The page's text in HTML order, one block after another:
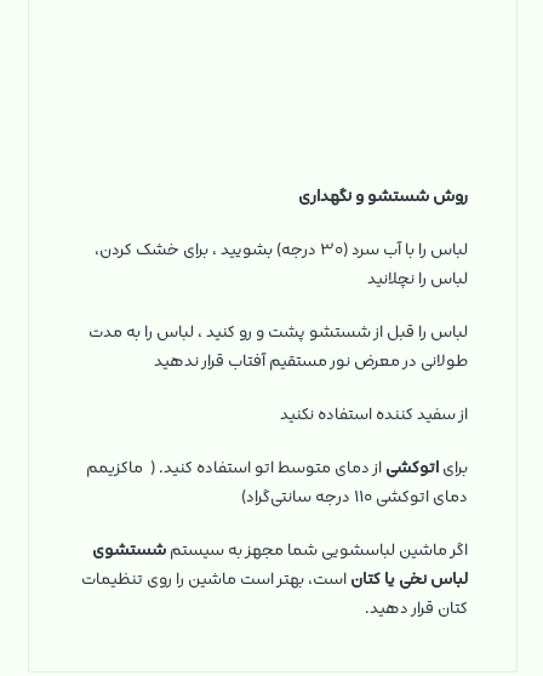
روش شستشو و نگهداری
لباس را با آب سرد (۳۰ درجه) بشویید ، برای خشک کردن،
لباس را نچلانید
لباس را قبل از شستشو پشت و رو کنید ، لباس را به مدت
طولانی در معرض نور مستقیم آفتاب قرار ندهید
از سفید کننده استفاده نکنید
برایاتوکشیاز دمای متوسط اتو استفاده کنید. ( ماکزیمم
دمای اتوکشی ۱۱۰ درجه سانتی‌گراد)
اگر ماشین لباسشویی شما مجهز به سیستمشستشوی
لباس نخی یا کتاناست، بهتر است ماشین را روی تنظیمات
کتان قرار دهید.